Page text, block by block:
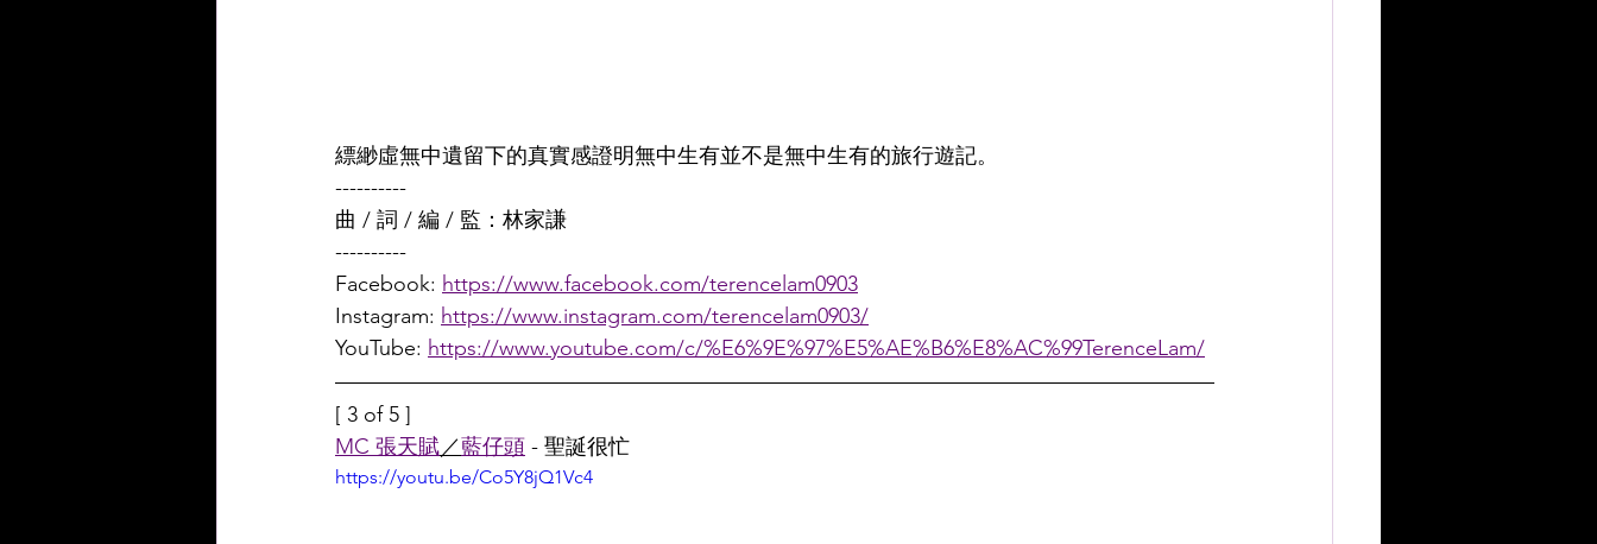
縹緲虛無中遺留下的真實感證明無中生有並不是無中生有的旅行遊記。
----------
曲 / 詞 / 編 / 監：林家謙
----------
Facebook: https://www.facebook.com/terencelam0903
Instagram: https://www.instagram.com/terencelam0903/
YouTube: https://www.youtube.com/c/%E6%9E%97%E5%AE%B6%E8%AC%99TerenceLam/
[ 3 of 5 ]
MC 張天賦／藍仔頭 - 聖誕很忙
https://youtu.be/Co5Y8jQ1Vc4